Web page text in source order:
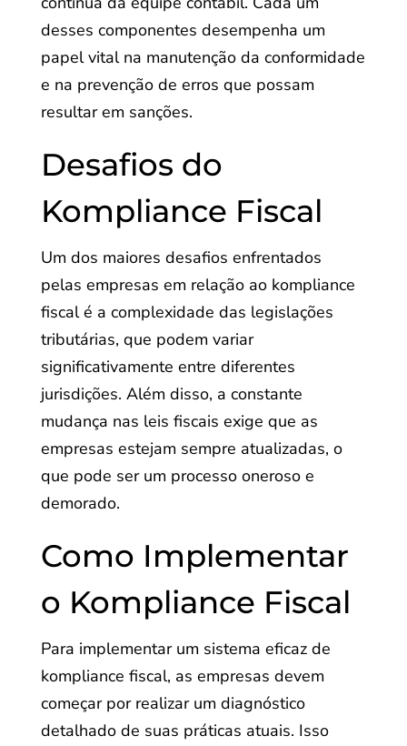
desses componentes desempenha um
papel vital na manutenção da conformidade
e na prevenção de erros que possam
resultar em sanções.
Desafios do
Kompliance Fiscal
Um dos maiores desafios enfrentados
pelas empresas em relação ao kompliance
fiscal é a complexidade das legislações
tributárias, que podem variar
significativamente entre diferentes
jurisdições. Além disso, a constante
mudança nas leis fiscais exige que as
empresas estejam sempre atualizadas, o
que pode ser um processo oneroso e
demorado.
Como Implementar
o Kompliance Fiscal
Para implementar um sistema eficaz de
kompliance fiscal, as empresas devem
começar por realizar um diagnóstico
detalhado de suas práticas atuais. Isso